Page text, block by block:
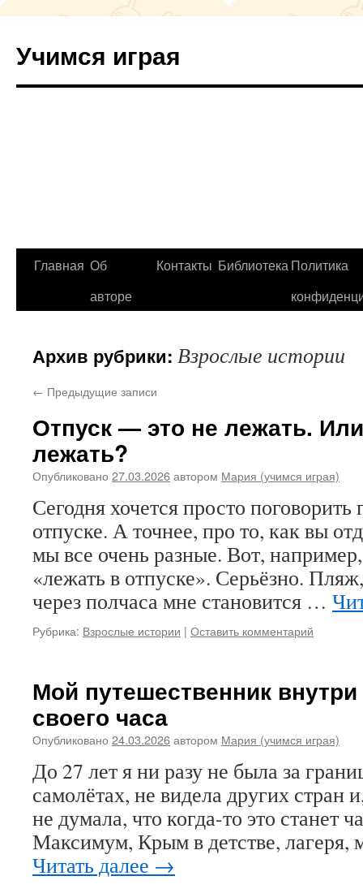
Учимся играя
Перейти
Главная Об
авторе
Контакты Библиотека Политика
Архив рубрики: Взрослые истории
← Предыдущие записи
Отпуск — это не лежать.
лежать?
Опубликовано 27.03.2026автором Мария (учимся играя)
Сегодня хочется просто
отпуске. А точнее, про то, как вы
мы все очень разные. Вот,
«лежать в отпуске». Серьёзно.
через полчаса мне становится …
Рубрика: Взрослые истории | Оставить комментарий
Мой путешественник
своего часа
Опубликовано 24.03.2026автором Мария (учимся играя)
До 27 лет я ни разу не была за
самолётах, не видела других стран
не думала, что когда-то это станет
Максимум, Крым в детстве,
Читать далее →